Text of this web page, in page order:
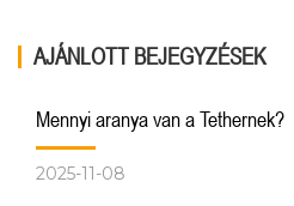
AJÁNLOTT BEJEGYZÉSEK
Mennyi aranya van a Tethernek?
2025-11-08